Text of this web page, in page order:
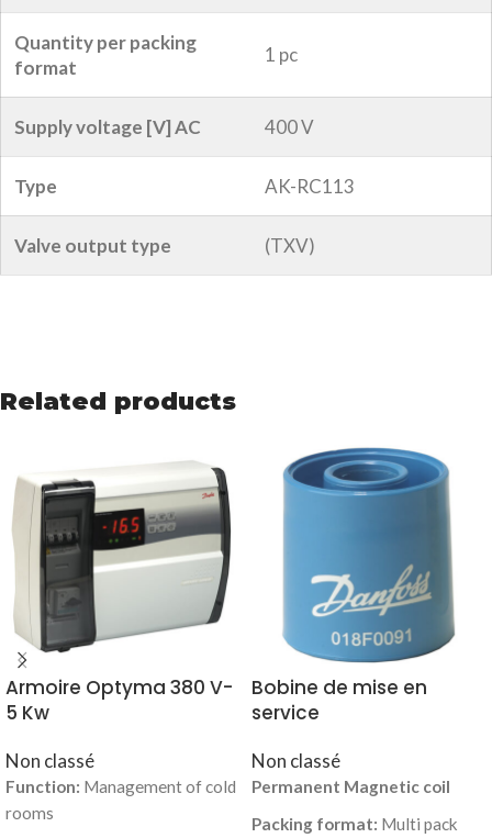
Quantity per packing
format
1 pc
Supply voltage [V] AC 400 V
Type AK-RC113
Valve output type (TXV)
Related products
Armoire Optyma 380 V-
5 Kw
Non classé
Function: Management of cold
rooms
Bobine de mise en
service
Non classé
Permanent Magnetic coil
Packing format: Multi pack